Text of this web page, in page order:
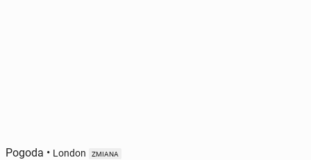
Pogoda • London ZMIANA